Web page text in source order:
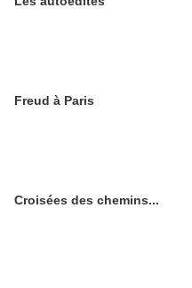
Freud à Paris
Croisées des chemins...